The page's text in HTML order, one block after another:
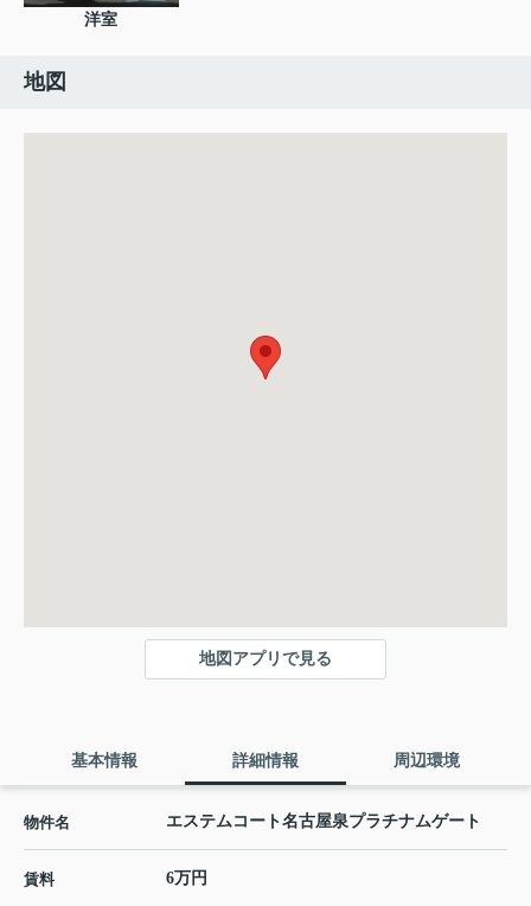
洋室
地図
地図アプリで見る
基本情報 詳細情報 周辺環境
物件名 エステムコート名古屋泉プラチナムゲート
賃料 6万円